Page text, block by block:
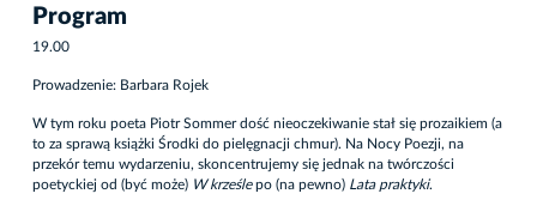
Program
19.00
Prowadzenie: Barbara Rojek
W tym roku poeta Piotr Sommer dość nieoczekiwanie stał się prozaikiem (a
to za sprawą książki Środki do pielęgnacji chmur). Na Nocy Poezji, na
przekór temu wydarzeniu, skoncentrujemy się jednak na twórczości
poetyckiej od (być może) W krześlepo (na pewno) Lata praktyki.